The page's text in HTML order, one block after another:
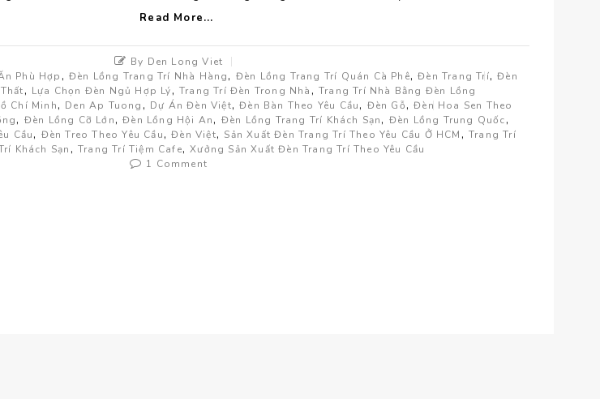
Read More...
By Den Long Viet
Phù Hợp , Đèn Lồng Trang Trí Nhà Hàng, Đèn Lồng Trang Trí Quán Cà Phê,Đèn Trang Trí,Đèn
, Lựa Chọn Đèn Ngủ Hợp Lý, Trang Trí Đèn Trong Nhà ,Trang Trí Nhà Bằng Đèn Lồng
Chí Minh, Den Ap Tuong , Dự Án Đèn Việt,Đèn Bàn Theo Yêu Cầu, Đèn Gỗ,Đèn Hoa Sen Theo
, Đèn Lồng Cỡ Lớn,Đèn Lồng Hội An, Đèn Lồng Trang Trí Khách Sạn, Đèn Lồng Trung Quốc,
Cầu, Đèn Treo Theo Yêu Cầu,Đèn Việt, Sản Xuất Đèn Trang Trí Theo Yêu Cầu Ở HCM , Trang Trí
Khách Sạn , Trang Trí Tiệm Cafe,Xưởng Sản Xuất Đèn Trang Trí Theo Yêu Cầu
1 Comment